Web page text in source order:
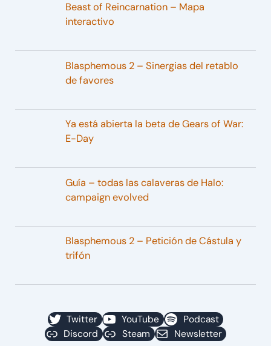
Beast of Reincarnation – Mapa
interactivo
Blasphemous 2 – Sinergias del retablo
de favores
Ya está abierta la beta de Gears of War:
E-Day
Guía – todas las calaveras de Halo:
campaign evolved
Blasphemous 2 – Petición de Cástula y
trifón
Twitter YouTube
Podcast
Discord
Steam Newsletter